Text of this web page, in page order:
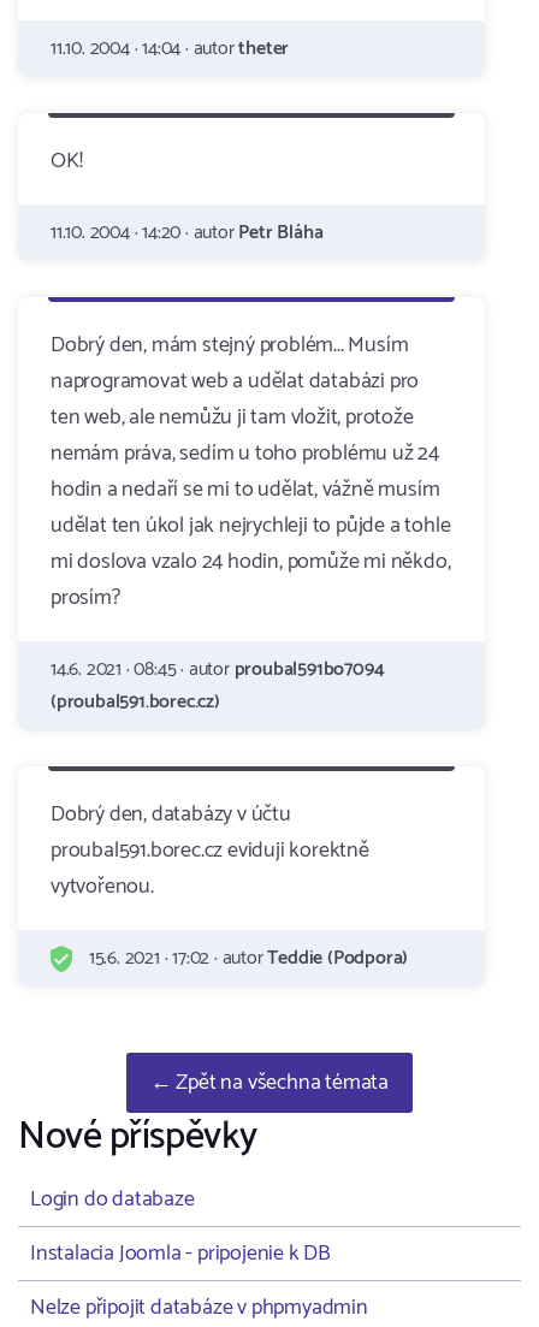
11.10. 2004 · 14:04 · autortheter
OK!
11.10. 2004 · 14:20 · autorPetr Bláha
Dobrý den, mám stejný problém... Musím
naprogramovat web a udělat databázi pro
ten web, ale nemůžu ji tam vložit, protože
nemám práva, sedím u toho problému už 24
hodin a nedaří se mi to udělat, vážně musím
udělat ten úkol jak nejrychleji to půjde a tohle
mi doslova vzalo 24 hodin, pomůže mi někdo,
prosím?
14.6. 2021 · 08:45 · autorproubal591bo7094
(proubal591.borec.cz)
Dobrý den, databázy v účtu
proubal591.borec.cz eviduji korektně
vytvořenou.
15.6. 2021 · 17:02 · autorTeddie (Podpora)
← Zpět na všechna témata
Nové příspěvky
Login do databaze
Instalacia Joomla - pripojenie k DB
Nelze připojit databáze v phpmyadmin